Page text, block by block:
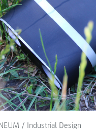
/ Industrial Design